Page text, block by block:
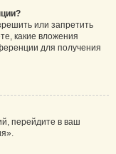
или запретить
какие вложения
для получения
перейдите в ваш